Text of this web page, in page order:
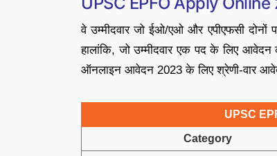
वे उम्मीदवार जो ईओ/एओ और एपीएफसी
हालांकि, जो उम्मीदवार एक पद के लिए
ऑनलाइन आवेदन 2023 के लिए श्रेणी-वार
UPSC
Category